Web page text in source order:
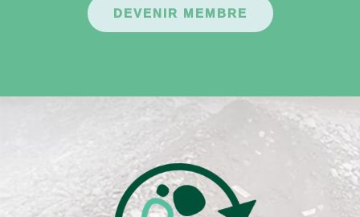
DEVENIR MEMBRE